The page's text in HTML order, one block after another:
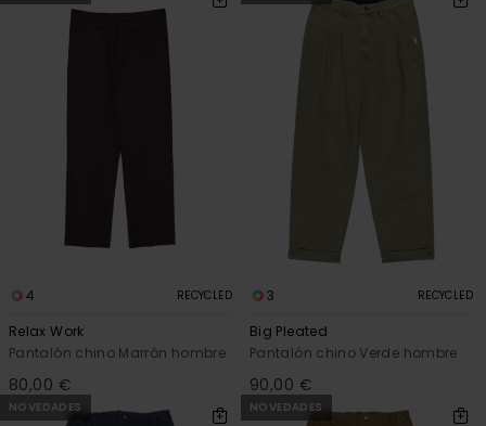
4 RECYCLED
Relax Work
Pantalón chino Marrón hombre
80,00 €
3 RECYCLED
Big Pleated
Pantalón chino Verde hombre
90,00 €
NOVEDADES NOVEDADES